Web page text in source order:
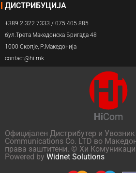
ДИСТРИБУЦИЈА
+389 2 322 7333 / 075 405 885
бул.Трета Македонска Бригада 48
1000 Скопје, Р.Македонија
contact@hi.mk
Официјален Дистрибутер и
Communications Co. LTD во
права заштитени. © Хи
Powered by Widnet Solutions